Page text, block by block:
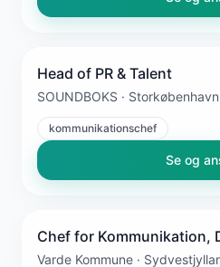
Head of PR & Talent
SOUNDBOKS ·
kommunikationschef
Se og
Chef for Kommunikation,
Varde Kommune ·